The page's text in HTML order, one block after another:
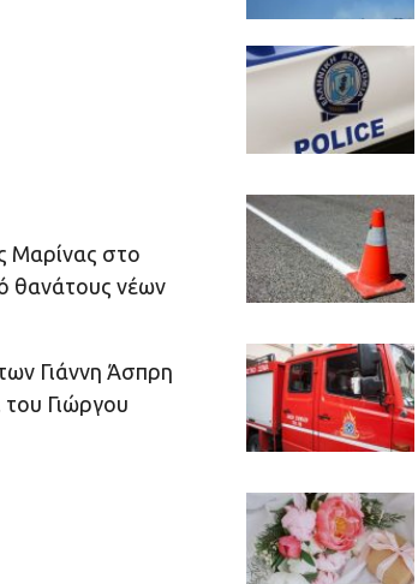
Μαρίνας στο
θανάτους νέων
Γιάννη Άσπρη
Γιώργου